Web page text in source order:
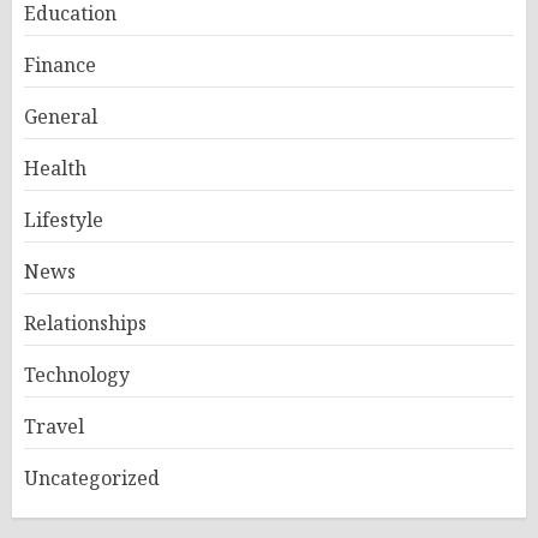
Education
Finance
General
Health
Lifestyle
News
Relationships
Technology
Travel
Uncategorized